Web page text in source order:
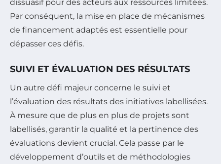
dissuasif pour des acteurs aux ressources limitées.
Par conséquent, la mise en place de mécanismes
de financement adaptés est essentielle pour
dépasser ces défis.
SUIVI ET ÉVALUATION DES RÉSULTATS
Un autre défi majeur concerne le suivi et
l’évaluation des résultats des initiatives labellisées.
À mesure que de plus en plus de projets sont
labellisés, garantir la qualité et la pertinence des
évaluations devient crucial. Cela passe par le
développement d’outils et de méthodologies